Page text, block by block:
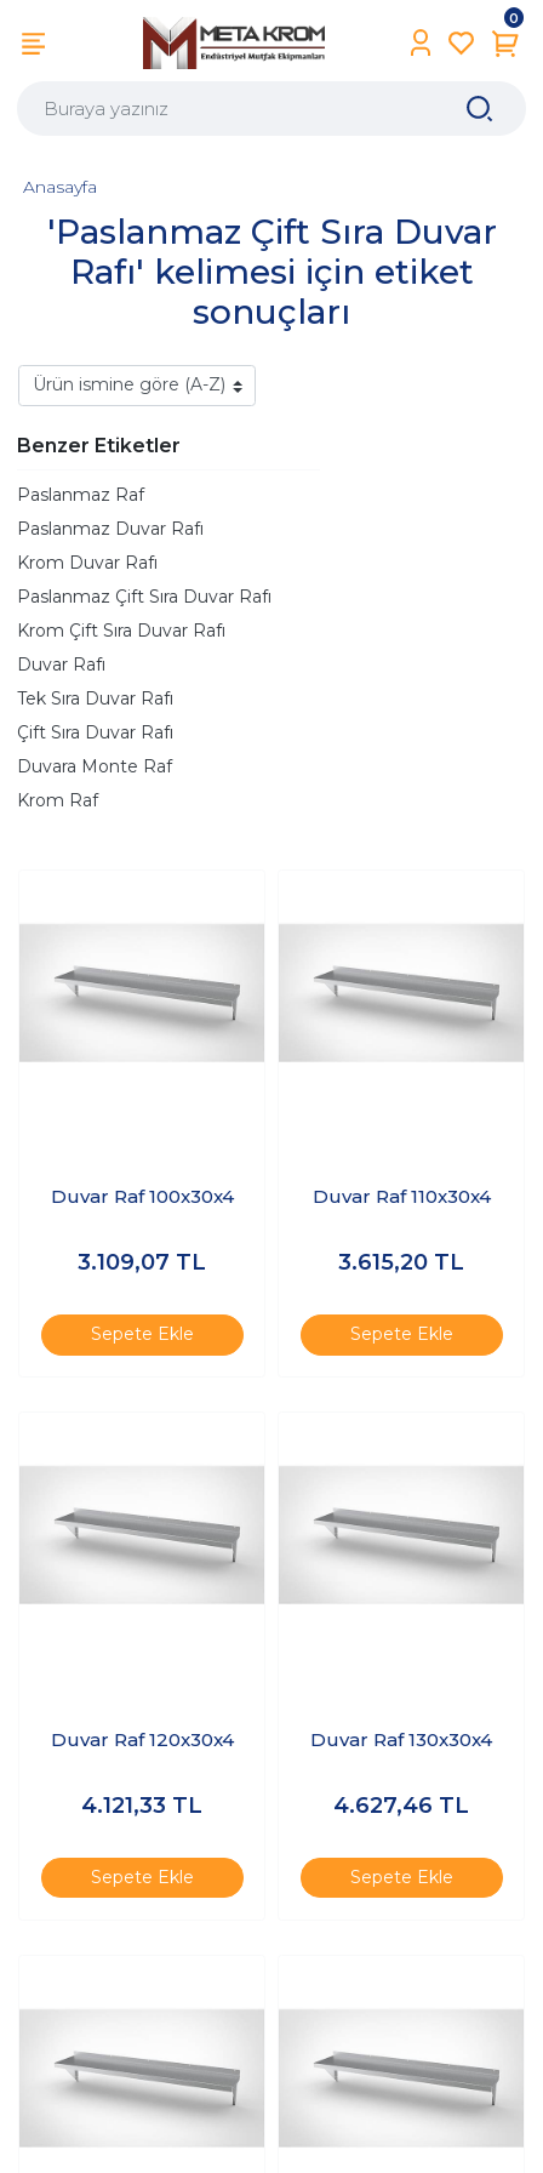
0
'Paslanmaz Çift Sıra Duvar
Rafı' kelimesi için etiket
sonuçları
Anasayfa
Benzer Etiketler
Paslanmaz Raf
Paslanmaz Duvar Rafı
Krom Duvar Rafı
Paslanmaz Çift Sıra Duvar Rafı
Krom Çift Sıra Duvar Rafı
Duvar Rafı
Tek Sıra Duvar Rafı
Çift Sıra Duvar Rafı
Duvara Monte Raf
Krom Raf
Duvar Raf 100x30x4
3.109,07 TL
Sepete Ekle
Duvar Raf 110x30x4
3.615,20 TL
Sepete Ekle
Duvar Raf 120x30x4
4.121,33 TL
Sepete Ekle
Duvar Raf 130x30x4
4.627,46 TL
Sepete Ekle